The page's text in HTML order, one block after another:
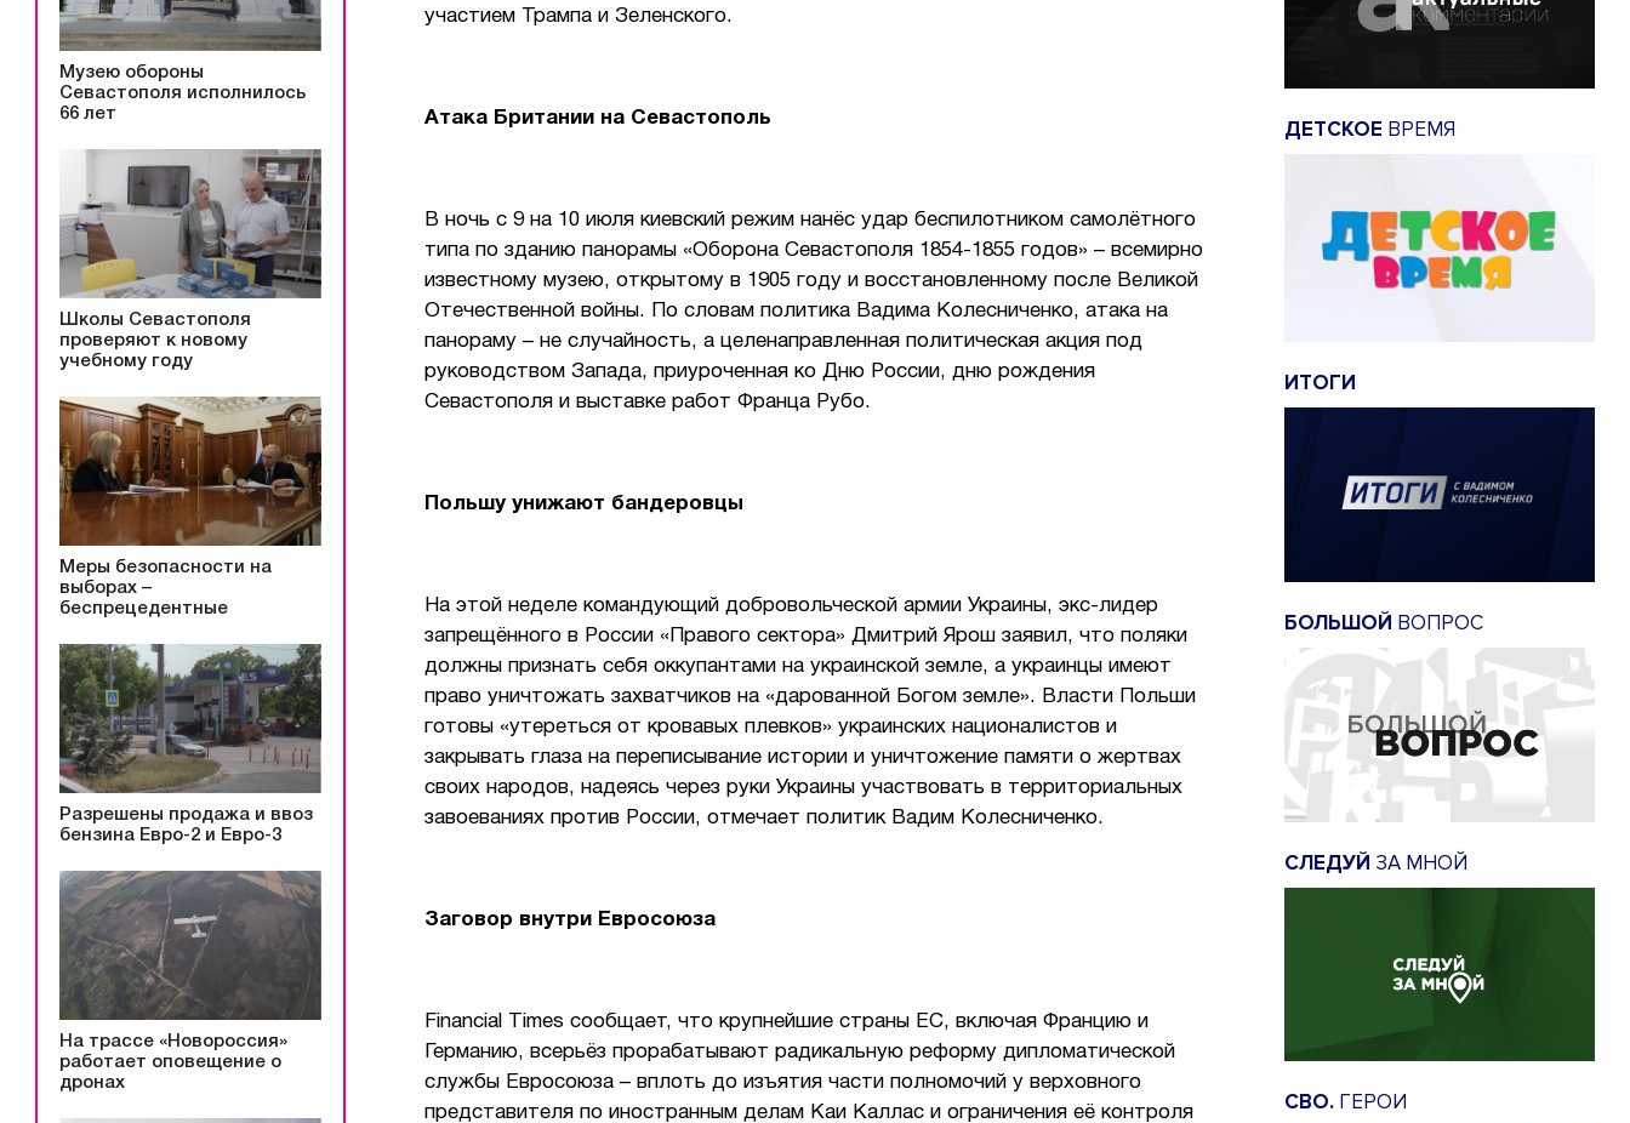
Музею обороны
Севастополя исполнилось
66 лет
Школы Севастополя
проверяют к новому
учебному году
Меры безопасности на
выборах –
беспрецедентные
Разрешены продажа и ввоз
бензина Евро-2 и Евро-3
На трассе «Новороссия»
работает оповещение о
дронах
участием Трампа и Зеленского.
Атака Британии на Севастополь
В ночь с 9 на 10 июля киевский режим нанёс удар беспилотником самолётного
типа по зданию панорамы «Оборона Севастополя 1854-1855 годов» – всемирно
известному музею, открытому в 1905 году и восстановленному после Великой
Отечественной войны. По словам политика Вадима Колесниченко, атака на
панораму – не случайность, а целенаправленная политическая акция под
руководством Запада, приуроченная ко Дню России, дню рождения
Севастополя и выставке работ Франца Рубо.
Польшу унижают бандеровцы
На этой неделе командующий добровольческой армии Украины, экс-лидер
запрещённого в России «Правого сектора» Дмитрий Ярош заявил, что поляки
должны признать себя оккупантами на украинской земле, а украинцы имеют
право уничтожать захватчиков на «дарованной Богом земле». Власти Польши
готовы «утереться от кровавых плевков» украинских националистов и
закрывать глаза на переписывание истории и уничтожение памяти о жертвах
своих народов, надеясь через руки Украины участвовать в территориальных
завоеваниях против России, отмечает политик Вадим Колесниченко.
Заговор внутри Евросоюза
Financial Times сообщает, что крупнейшие страны ЕС, включая Францию и
Германию, всерьёз прорабатывают радикальную реформу дипломатической
службы Евросоюза – вплоть до изъятия части полномочий у верховного
представителя по иностранным делам Каи Каллас и ограничения её контроля
ДЕТСКОЕ ВРЕМЯ
ИТОГИ
БОЛЬШОЙ ВОПРОС
СЛЕДУЙ ЗА МНОЙ
СВО. ГЕРОИ